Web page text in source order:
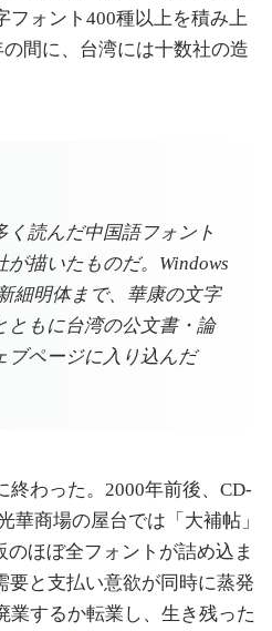
フォント400種以上を積み上
間に、台湾には十数社の造
く読んだ中国語フォント
描いたものだ。Windows
細明体まで、華康の文字
ともに台湾の公文書・論
ブページに入り込んだ
終わった。2000年前後、CD-
華商場の屋台では「大補帖」
のほぼ全フォントが詰め込ま
要と支払い意欲が同時に蒸発
業するか転業し、生き残った